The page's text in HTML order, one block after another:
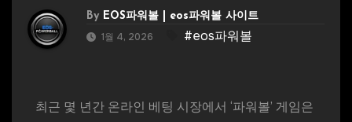
By EOS파워볼 | eos파워볼 사이트
1월 4, 2026 #eos파워볼
최근 몇 년간 온라인 베팅 시장에서 ‘파워볼’ 게임은